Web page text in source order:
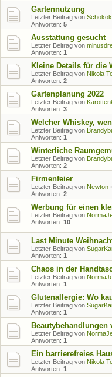
Gartennutzung
Letzter Beitrag von
Antworten: 5
Ausstattung gesucht
Letzter Beitrag von
Antworten: 1
Kleine Details für die
Letzter Beitrag von Nikola
Antworten: 2
Gartenplanung 2022
Letzter Beitrag von
Antworten: 3
Welcher Whiskey,
Letzter Beitrag von
Antworten: 1
Winterliche
Letzter Beitrag von
Antworten: 2
Firmenfeier
Letzter Beitrag von Newton
Antworten: 2
Werbung für einen
Letzter Beitrag von
Antworten: 10
Last Minute
Letzter Beitrag von
Antworten: 1
Chaos in der
Letzter Beitrag von
Antworten: 1
Glutenallergie: Wo
Letzter Beitrag von
Antworten: 1
Beautybehandlungen
Letzter Beitrag von
Antworten: 1
Ein barrierefreies
Letzter Beitrag von Nikola
Antworten: 1